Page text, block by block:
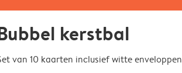
kerstbal
van 10 kaarten inclusief witte enveloppen